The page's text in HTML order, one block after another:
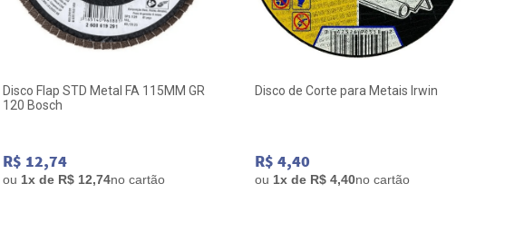
Disco Flap STD Metal FA 115MM GR
120 Bosch
R$ 12,74
ou 1x de R$ 12,74no cartão
Disco de Corte para Metais Irwin
R$ 4,40
ou 1x de R$ 4,40no cartão